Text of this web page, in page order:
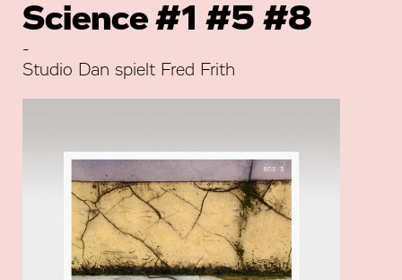
Science #1 #5 #8
-
Studio Dan spielt Fred Frith